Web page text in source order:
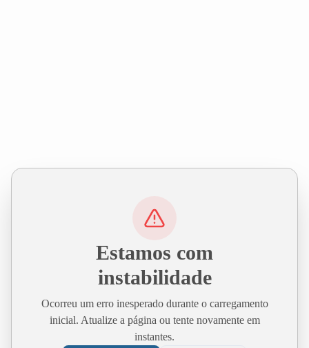
Estamos com
instabilidade
Ocorreu um erro inesperado durante o carregamento
inicial. Atualize a página ou tente novamente em
instantes.